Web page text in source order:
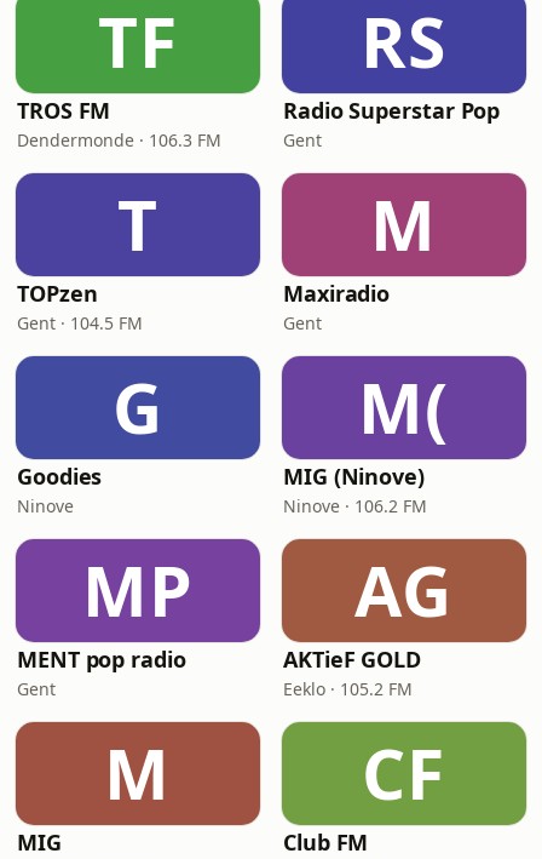
TF
TROS FM
Dendermonde · 106.3 FM
RS
Radio Superstar Pop
Gent
T
TOPzen
Gent · 104.5 FM
M
Maxiradio
Gent
G
Goodies
Ninove
M(
MIG (Ninove)
Ninove · 106.2 FM
MP
MENT pop radio
Gent
AG
AKTieF GOLD
Eeklo · 105.2 FM
M
MIG
CF
Club FM